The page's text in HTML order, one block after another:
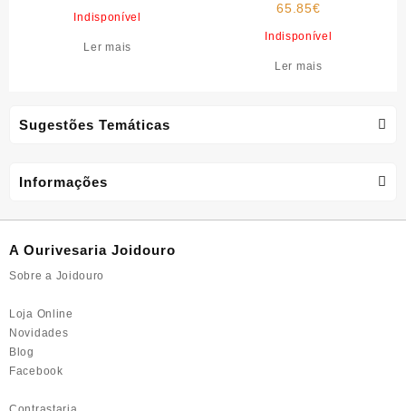
Sugestões Temáticas
Indisponível
Ler mais
65.85€
Indisponível
Ler mais
Informações
A Ourivesaria Joidouro
Sobre a Joidouro
Loja Online
Novidades
Blog
Facebook